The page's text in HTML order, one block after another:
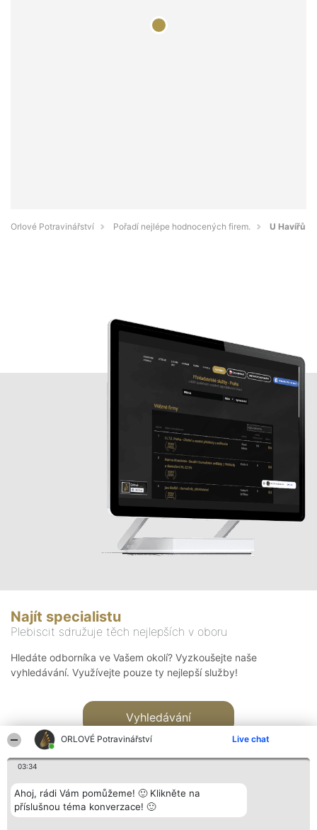
ORLOVÉ Potravinářství Live chat
03:34
Ahoj, rádi Vám pomůžeme! 🙂 Klikněte na
příslušnou téma konverzace! 🙂
Orlové Potravinářství Pořadí nejlépe hodnocených firem. U Havířů
Najít specialistu
Plebiscit sdružuje těch nejlepších v oboru
Hledáte odborníka ve Vašem okolí? Vyzkoušejte naše
vyhledávání. Využívejte pouze ty nejlepší služby!
Vyhledávání